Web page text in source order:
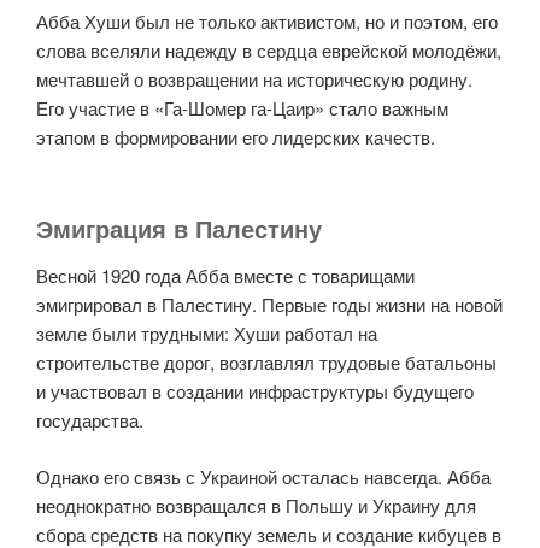
Абба Хуши был не только активистом, но и поэтом, его
слова вселяли надежду в сердца еврейской молодёжи,
мечтавшей о возвращении на историческую родину.
Его участие в «Га-Шомер га-Цаир» стало важным
этапом в формировании его лидерских качеств.
Эмиграция в Палестину
Весной 1920 года Абба вместе с товарищами
эмигрировал в Палестину. Первые годы жизни на новой
земле были трудными: Хуши работал на
строительстве дорог, возглавлял трудовые батальоны
и участвовал в создании инфраструктуры будущего
государства.
Однако его связь с Украиной осталась навсегда. Абба
неоднократно возвращался в Польшу и Украину для
сбора средств на покупку земель и создание кибуцев в